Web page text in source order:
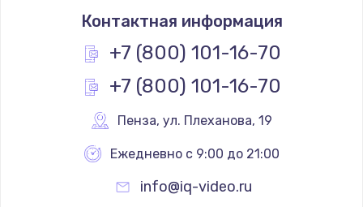
1200 руб.
Заказать
Замена реле
Замена термопредохранителя
700 руб.
Контактная информация
+7 (800) 101-16-70
+7 (800) 101-16-70
Пенза, ул. Плеханова, 19
Ежедневно с 9:00 до 21:00
info@iq-video.ru